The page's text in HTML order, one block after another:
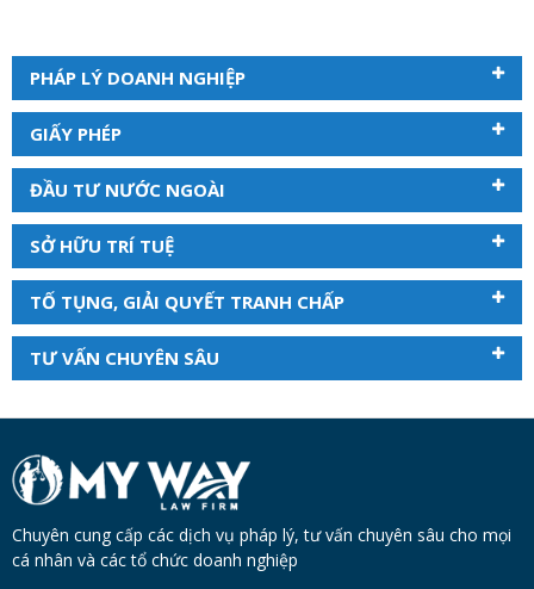
PHÁP LÝ DOANH NGHIỆP
GIẤY PHÉP
ĐẦU TƯ NƯỚC NGOÀI
SỞ HỮU TRÍ TUỆ
TỐ TỤNG, GIẢI QUYẾT TRANH CHẤP
TƯ VẤN CHUYÊN SÂU
Chuyên cung cấp các dịch vụ pháp lý, tư vấn chuyên sâu cho mọi
cá nhân và các tổ chức doanh nghiệp